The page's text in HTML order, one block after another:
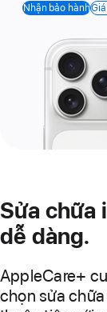
Nhận bảo hành
Sửa chữa
dễ dàng.
AppleCare+
chọn sửa